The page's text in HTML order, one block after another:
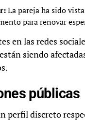
La pareja ha sido
para renovar
en las redes
siendo
públicas
perfil discreto